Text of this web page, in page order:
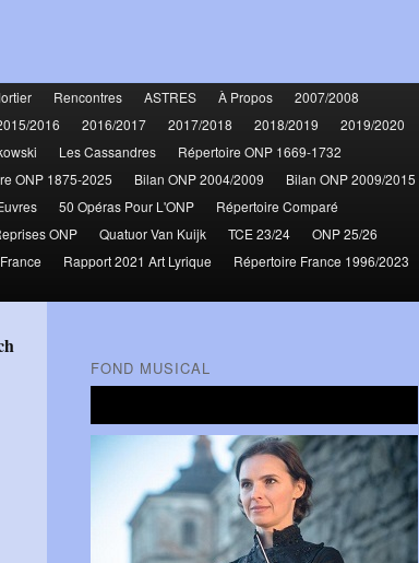
Rencontres ASTRES À Propos
2007/2008
2016 2016/2017 2017/2018 2018/2019
2019/2020
Les Cassandres
Répertoire ONP 1669-1732
ONP 1875-2025 Bilan ONP 2004/2009
Bilan ONP 2009/2015
50 Opéras Pour L'ONP
Répertoire Comparé
ONP Quatuor Van Kuijk TCE 23/24
ONP 25/26
Rapport 2021 Art Lyrique
Répertoire France 1996/2023
FOND MUSICAL